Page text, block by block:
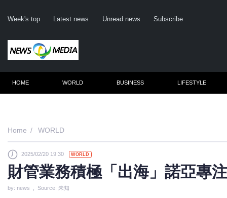
Week's top Latest news Unread news Subscribe
Click
HOME WORLD BUSINESS LIFESTYLE
Home WORLD
2025/02/20 19:30 WORLD
財管業務積極「出海」諾亞專
by: news , Source: 未知